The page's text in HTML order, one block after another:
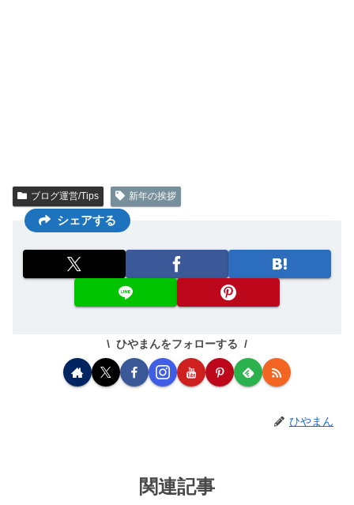
ブログ運営/Tips 新年の挨拶
シェアする
ひやまんをフォローする
ひやまん
関連記事